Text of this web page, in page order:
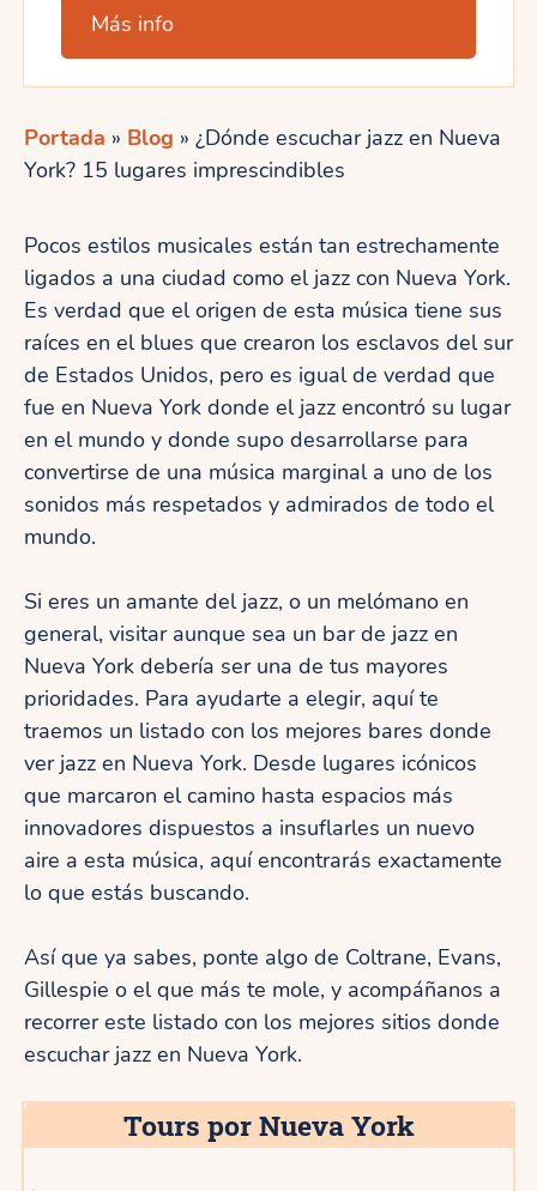
Más info
Portada » Blog » ¿Dónde escuchar jazz en Nueva
York? 15 lugares imprescindibles
Pocos estilos musicales están tan estrechamente
ligados a una ciudad como el jazz con Nueva York.
Es verdad que el origen de esta música tiene sus
raíces en el blues que crearon los esclavos del sur
de Estados Unidos, pero es igual de verdad que
fue en Nueva York donde el jazz encontró su lugar
en el mundo y donde supo desarrollarse para
convertirse de una música marginal a uno de los
sonidos más respetados y admirados de todo el
mundo.
Si eres un amante del jazz, o un melómano en
general, visitar aunque sea un bar de jazz en
Nueva York debería ser una de tus mayores
prioridades. Para ayudarte a elegir, aquí te
traemos un listado con los mejores bares donde
ver jazz en Nueva York. Desde lugares icónicos
que marcaron el camino hasta espacios más
innovadores dispuestos a insuflarles un nuevo
aire a esta música, aquí encontrarás exactamente
lo que estás buscando.
Así que ya sabes, ponte algo de Coltrane, Evans,
Gillespie o el que más te mole, y acompáñanos a
recorrer este listado con los mejores sitios donde
escuchar jazz en Nueva York.
Tours por Nueva York